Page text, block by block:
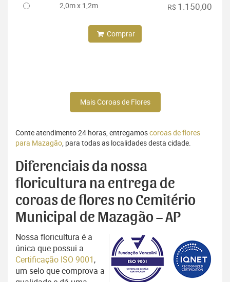
2,0m x 1,2m R$ 1.150,00
Comprar
Mais Coroas de Flores
Conte atendimento 24 horas, entregamoscoroas de flores
para Mazagão, para todas as localidades desta cidade.
Diferenciais da nossa
floricultura na entrega de
coroas de flores no Cemitério
Municipal de Mazagão – AP
Nossa floricultura é a
única que possui a
Certificação ISO 9001,
um selo que comprova a